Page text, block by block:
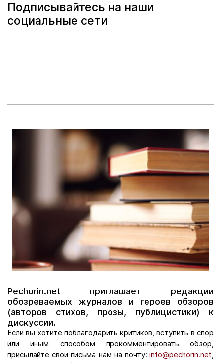
Подписывайтесь на наши
социальные сети
Pechorin.net приглашает редакции
обозреваемых журналов и героев обзоров
(авторов стихов, прозы, публицистики) к
дискуссии.
Если вы хотите поблагодарить критиков, вступить в спор
или иным способом прокомментировать обзор,
присылайте свои письма нам на почту: info@pechorin.net,